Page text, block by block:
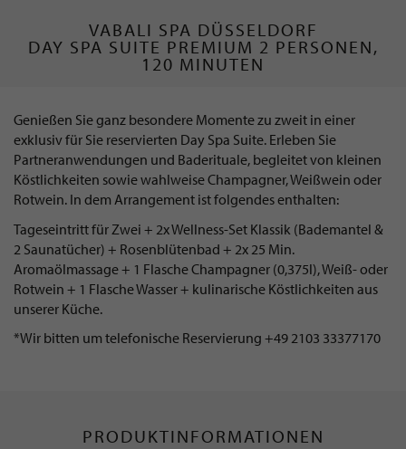
VABALI SPA DÜSSELDORF
DAY SPA SUITE PREMIUM 2 PERSONEN,
120 MINUTEN
Genießen Sie ganz besondere Momente zu zweit in einer
exklusiv für Sie reservierten Day Spa Suite. Erleben Sie
Partneranwendungen und Baderituale, begleitet von kleinen
Köstlichkeiten sowie wahlweise Champagner, Weißwein oder
Rotwein. In dem Arrangement ist folgendes enthalten:
Tageseintritt für Zwei + 2x Wellness-Set Klassik (Bademantel &
2 Saunatücher) + Rosenblütenbad + 2x 25 Min.
Aromaölmassage + 1 Flasche Champagner (0,375l), Weiß- oder
Rotwein + 1 Flasche Wasser + kulinarische Köstlichkeiten aus
unserer Küche.
*Wir bitten um telefonische Reservierung +49 2103 33377170
PRODUKTINFORMATIONEN